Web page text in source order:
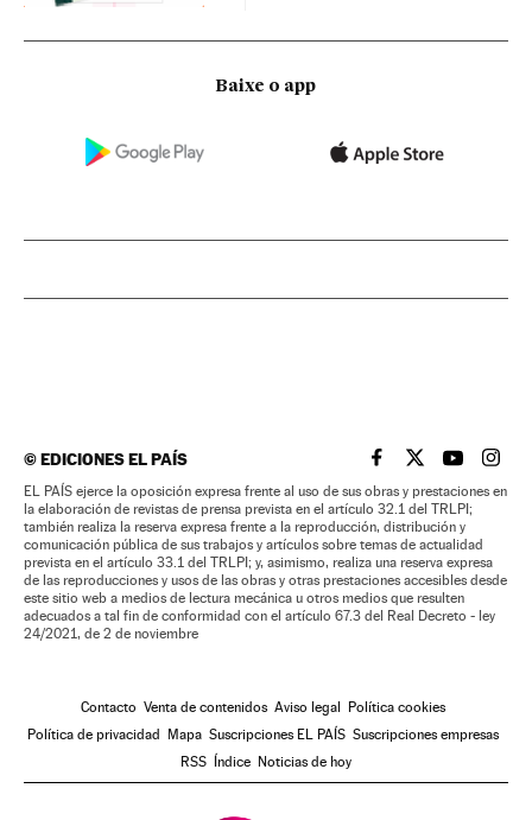
Baixe o app
©EDICIONES EL PAÍS EL PAÍS BRASIL EN
EL PAÍSEL PAÍS
EL
EL PAÍS ejerce la oposición expresa frente al uso de sus obras y prestaciones en
la elaboración de revistas de prensa prevista en el artículo 32.1 del TRLPI;
también realiza la reserva expresa frente a la reproducción, distribución y
comunicación pública de sus trabajos y artículos sobre temas de actualidad
prevista en el artículo 33.1 del TRLPI; y, asimismo, realiza una reserva expresa
de las reproducciones y usos de las obras y otras prestaciones accesibles desde
este sitio web a medios de lectura mecánica u otros medios que resulten
adecuados a tal fin de conformidad con el artículo 67.3 del Real Decreto - ley
24/2021, de 2 de noviembre
Contacto Venta de contenidos Aviso legal Política cookies
Política de privacidad Mapa Suscripciones EL PAÍS Suscripciones empresas
RSS Índice Noticias de hoy